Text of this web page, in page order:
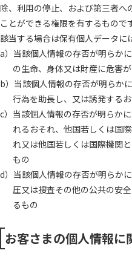
除、利用の停止、および第三者へ
ことができる権限を有するもの
該当する場合は保有個人データに
a）当該個人情報の存否が明らか
の生命、身体又は財産に危害
b）当該個人情報の存否が明らか
行為を助長し、又は誘発する
c）当該個人情報の存否が明らか
れるおそれ、他国若しくは国
れ又は他国若しくは国際機関
もの
d）当該個人情報の存否が明らか
圧又は捜査その他の公共の安
るもの
お客さまの個人情報に